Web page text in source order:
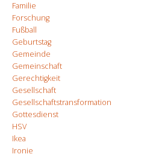
Familie
Forschung
Fußball
Geburtstag
Gemeinde
Gemeinschaft
Gerechtigkeit
Gesellschaft
Gesellschaftstransformation
Gottesdienst
HSV
Ikea
Ironie